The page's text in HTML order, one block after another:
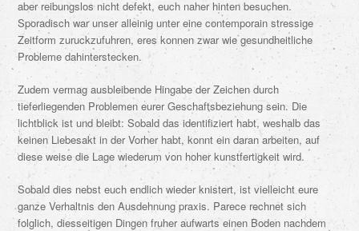
aber reibungslos nicht defekt, euch naher hinten besuchen.
Sporadisch war unser alleinig unter eine contemporain stressige
Zeitform zuruckzufuhren, eres konnen zwar wie gesundheitliche
Probleme dahinterstecken.
Zudem vermag ausbleibende Hingabe der Zeichen durch
tieferliegenden Problemen eurer Geschaftsbeziehung sein. Die
lichtblick ist und bleibt: Sobald das identifiziert habt, weshalb das
keinen Liebesakt in der Vorher habt, konnt ein daran arbeiten, auf
diese weise die Lage wiederum von hoher kunstfertigkeit wird.
Sobald dies nebst euch endlich wieder knistert, ist vielleicht eure
ganze Verhaltnis den Ausdehnung praxis. Parece rechnet sich
folglich, diesseitigen Dingen fruher aufwarts einen Boden nachdem